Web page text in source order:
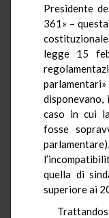
Presidente
361» –
legge 15
caso in cui
fosse
quella di
superiore ai